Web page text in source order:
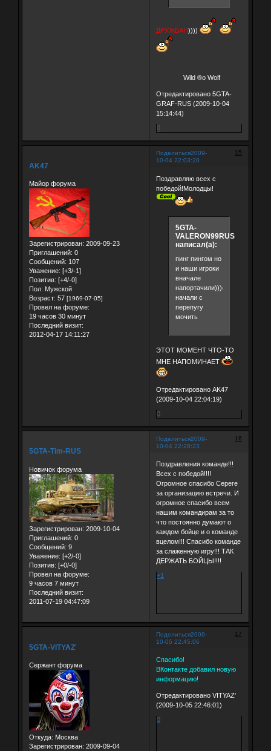
ДРУЖБАН))))
Wild ®о Wolf
Отредактировано 5GTA-
GRAF-RUS (2009-10-04
15:14:44)
0
Поделиться 15
2009-
10-04 22:03:20
AK47
Майор форума
Зарегистрирован: 2009-09-23
Приглашений: 0
Сообщений: 107
Уважение: [+3/-1]
Позитив: [+4/-0]
Пол: Мужской
Возраст: 57 [1969-07-05]
Провел на форуме:
19 часов 30 минут
Последний визит:
2012-04-17 14:11:27
Поздравляю всех с
победой!Молодцы!
5GTA-
VALERON99RUS
написал(а):
пинг пингом но
и наши игроки
вначале
напортачили)))своих
начали с
перепугу
мочить
ЭТОТ МОМЕНТ ЧТО-ТО
МНЕ НАПОМИНАЕТ
Отредактировано AK47
(2009-10-04 22:04:19)
0
Поделиться 16
2009-
10-04 22:28:23
5GTA-Tim-RUS
Новичок форума
Зарегистрирован: 2009-10-04
Приглашений: 0
Сообщений: 9
Уважение: [+2/-0]
Позитив: [+0/-0]
Провел на форуме:
9 часов 7 минут
Последний визит:
2011-07-19 04:47:09
Поздравления команде!!!
Всех с победой!!!!
Огромное спасибо Сереге
за организацию встречи. И
огромное спасибо всем
нашим командирам за то
что постоянно думают о
каждом бойце и о команде
вцелом!!! Спасибо команде
за слаженную игру!!! ТАК
ДЕРЖАТЬ БОЙЦЫ!!!!
+1
Поделиться 17
2009-
10-05 22:45:06
5GTA-VITYAZ'
Сержант форума
Откуда: Москва
Зарегистрирован: 2009-09-04
Спасибо!
ВКонтакте добавил новую
информацию!
Отредактировано VITYAZ'
(2009-10-05 22:46:01)
0